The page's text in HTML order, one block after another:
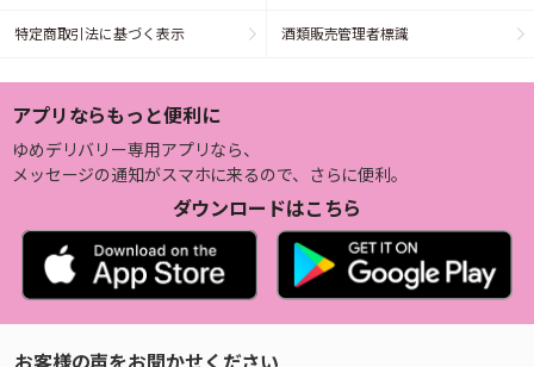
特定商取引法に基づく表示 酒類販売管理者標識
アプリならもっと便利に
ゆめデリバリー専用アプリなら、
メッセージの通知がスマホに来るので、さらに便利。
ダウンロードはこちら
お客様の声をお聞かせください